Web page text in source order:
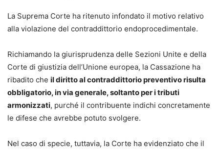
La Suprema Corte ha ritenuto infondato il motivo relativo
alla violazione del contraddittorio endoprocedimentale.
Richiamando la giurisprudenza delle Sezioni Unite e della
Corte di giustizia dell’Unione europea, la Cassazione ha
ribadito che il diritto al contraddittorio preventivo risulta
obbligatorio, in via generale, soltanto per i tributi
armonizzati, purché il contribuente indichi concretamente
le difese che avrebbe potuto svolgere.
Nel caso di specie, tuttavia, la Corte ha evidenziato che il